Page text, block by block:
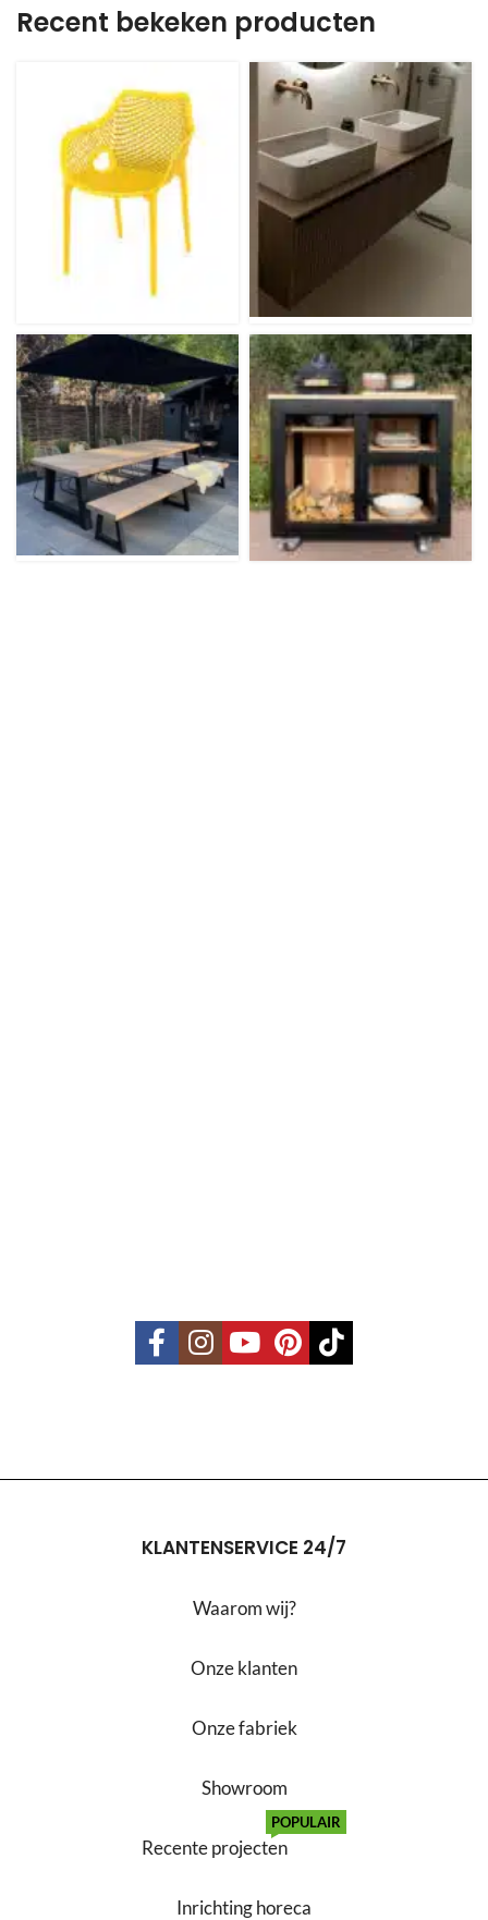
Recent bekeken producten
KLANTENSERVICE 24/7
Waarom wij?
Onze klanten
Onze fabriek
Showroom
Recente projecten
POPULAIR
Inrichting horeca